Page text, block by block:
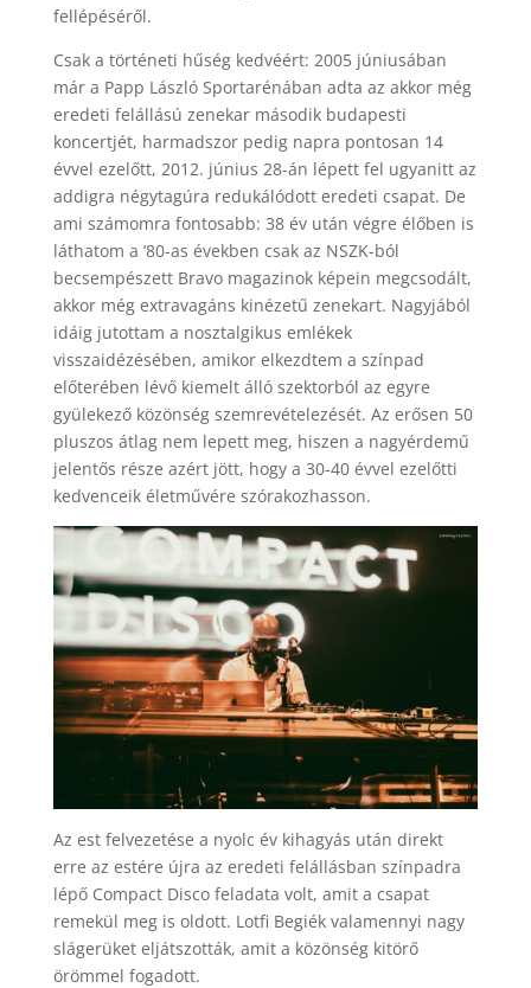
fellépéséről.
Csak a történeti hűség kedvéért: 2005 júniusában
már a Papp László Sportarénában adta az akkor még
eredeti felállású zenekar második budapesti
koncertjét, harmadszor pedig napra pontosan 14
évvel ezelőtt, 2012. június 28-án lépett fel ugyanitt az
addigra négytagúra redukálódott eredeti csapat. De
ami számomra fontosabb: 38 év után végre élőben is
láthatom a ’80-as években csak az NSZK-ból
becsempészett Bravo magazinok képein megcsodált,
akkor még extravagáns kinézetű zenekart. Nagyjából
idáig jutottam a nosztalgikus emlékek
visszaidézésében, amikor elkezdtem a színpad
előterében lévő kiemelt álló szektorból az egyre
gyülekező közönség szemrevételezését. Az erősen 50
pluszos átlag nem lepett meg, hiszen a nagyérdemű
jelentős része azért jött, hogy a 30-40 évvel ezelőtti
kedvenceik életművére szórakozhasson.
Az est felvezetése a nyolc év kihagyás után direkt
erre az estére újra az eredeti felállásban színpadra
lépő Compact Disco feladata volt, amit a csapat
remekül meg is oldott. Lotfi Begiék valamennyi nagy
slágerüket eljátszották, amit a közönség kitörő
örömmel fogadott.